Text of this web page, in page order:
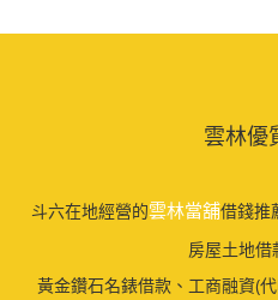
雲林優
斗六在地經營的雲林當舖借錢推
房屋土地借
黃金鑽石名錶借款、工商融資(